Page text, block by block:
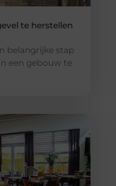
te herstellen
belangrijke stap
een gebouw te